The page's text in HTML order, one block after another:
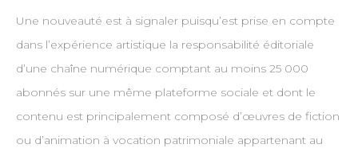
Une nouveauté est à signaler puisqu’est prise en compte
dans l’expérience artistique la responsabilité éditoriale
d’une chaîne numérique comptant au moins 25 000
abonnés sur une même plateforme sociale et dont le
contenu est principalement composé d’œuvres de fiction
ou d’animation à vocation patrimoniale appartenant au